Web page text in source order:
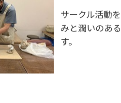
サークル活動
みと潤いのあ
す。